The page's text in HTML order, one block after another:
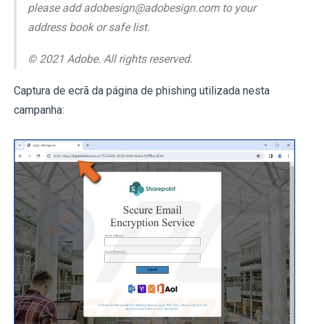
please add adobesign@adobesign.com to your
address book or safe list.
© 2021 Adobe. All rights reserved.
Captura de ecrã da página de phishing utilizada nesta
campanha: